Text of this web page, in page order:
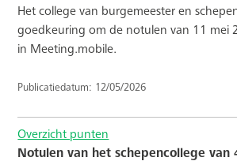
Het college van burgemeester en
goedkeuring om de notulen van 11 mei
in Meeting.mobile.
Publicatiedatum: 12/05/2026
Overzicht punten
Notulen van het schepencollege van